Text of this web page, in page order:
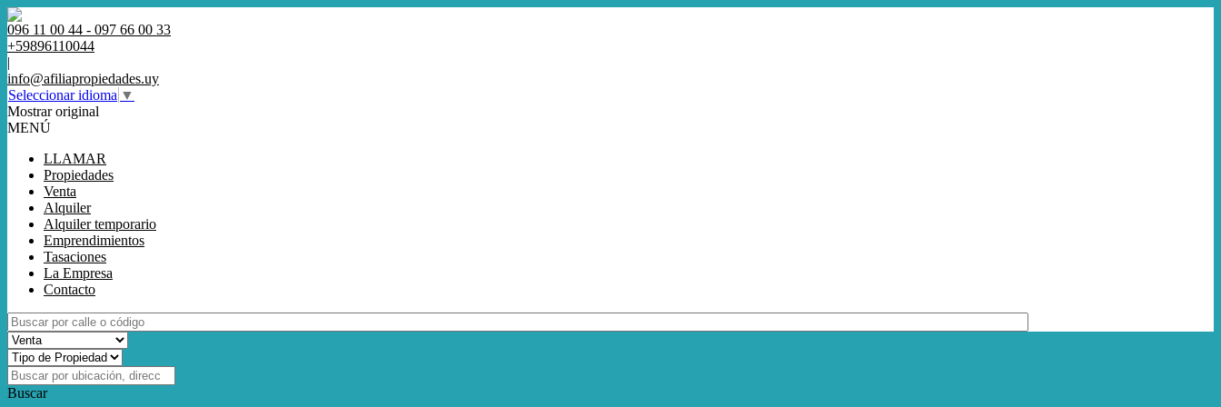
096 11 00 44 - 097 66 00 33
+59896110044
|
info@afiliapropiedades.uy
Seleccionar idioma ▼
Mostrar original
MENÚ
LLAMAR
Propiedades
Venta
Alquiler
Alquiler temporario
Emprendimientos
Tasaciones
La Empresa
Contacto
Buscar